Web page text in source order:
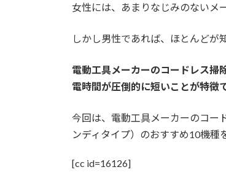
女性には、あまりなじみのないメ
しかし男性であれば、ほとんどが
電動工具メーカーのコードレス掃
電時間が圧倒的に短いことが特徴で
今回は、電動工具メーカーのコー
ンディタイプ）のおすすめ10機種
[cc id=16126]